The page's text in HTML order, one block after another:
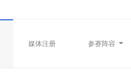
媒体注册 参赛阵容